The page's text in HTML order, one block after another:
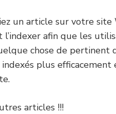
un article sur votre
l’indexer afin que les
chose de pertinent
indexés plus
articles !!!